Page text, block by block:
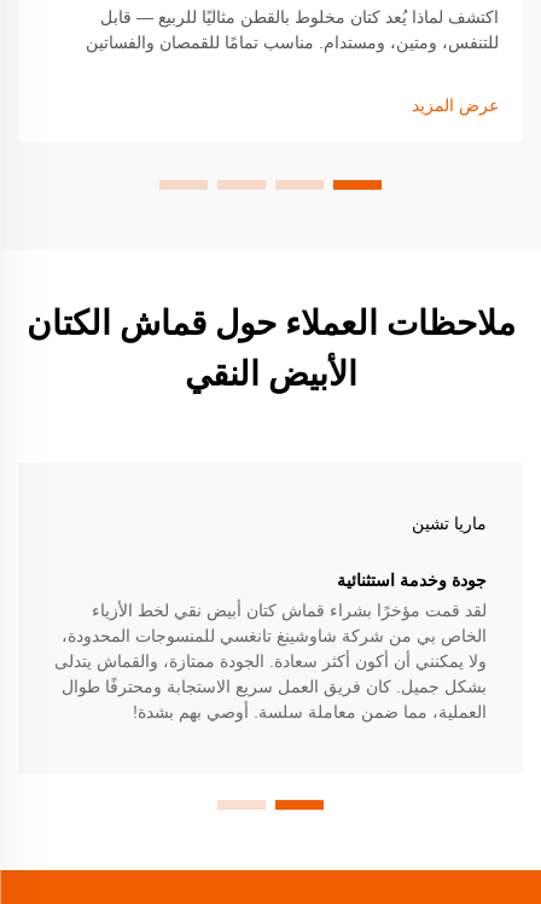
اكتشف لماذا يُعد كتان مخلوط بالقطن مثاليًا للربيع — قابل
للتنفس، ومتين، ومستدام. مناسب تمامًا للقمصان والفساتين
عرض المزيد
ملاحظات العملاء حول قماش الكتان
الأبيض النقي
ماريا تشين
جودة وخدمة استثنائية
لقد قمت مؤخرًا بشراء قماش كتان أبيض نقي لخط الأزياء
الخاص بي من شركة شاوشينغ تانغسي للمنسوجات المحدودة،
ولا يمكنني أن أكون أكثر سعادة. الجودة ممتازة، والقماش يتدلى
بشكل جميل. كان فريق العمل سريع الاستجابة ومحترفًا طوال
العملية، مما ضمن معاملة سلسة. أوصي بهم بشدة!